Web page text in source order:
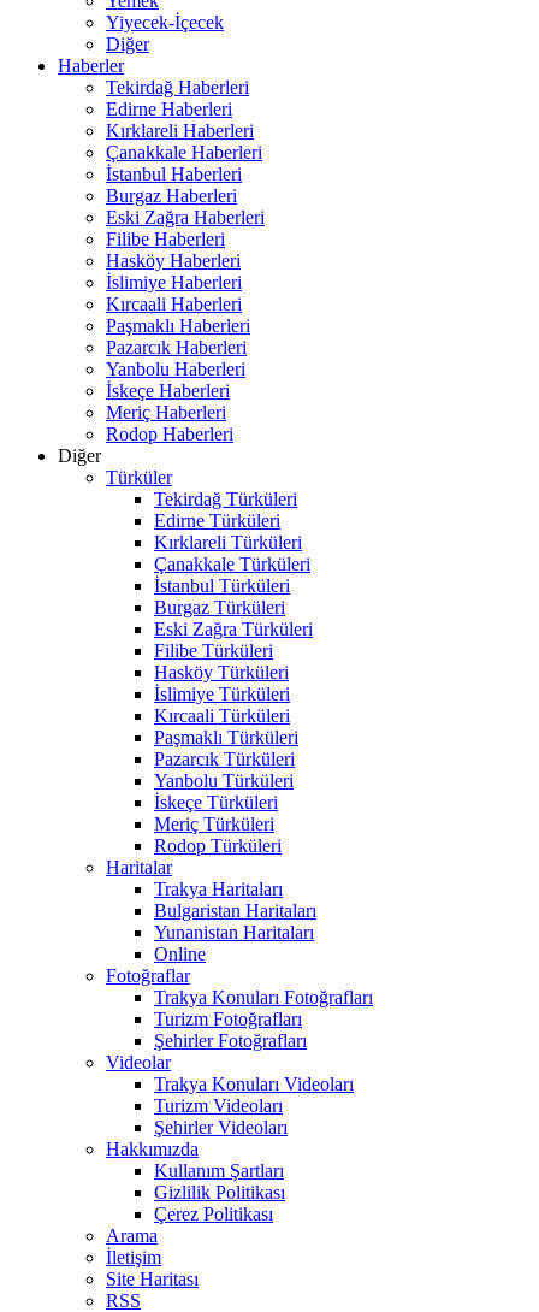
Yiyecek-İçecek
Diğer
Haberler
Tekirdağ Haberleri
Edirne Haberleri
Kırklareli Haberleri
Çanakkale Haberleri
İstanbul Haberleri
Burgaz Haberleri
Eski Zağra Haberleri
Filibe Haberleri
Hasköy Haberleri
İslimiye Haberleri
Kırcaali Haberleri
Paşmaklı Haberleri
Pazarcık Haberleri
Yanbolu Haberleri
İskeçe Haberleri
Meriç Haberleri
Rodop Haberleri
Diğer
Türküler
Tekirdağ Türküleri
Edirne Türküleri
Kırklareli Türküleri
Çanakkale Türküleri
İstanbul Türküleri
Burgaz Türküleri
Eski Zağra Türküleri
Filibe Türküleri
Hasköy Türküleri
İslimiye Türküleri
Kırcaali Türküleri
Paşmaklı Türküleri
Pazarcık Türküleri
Yanbolu Türküleri
İskeçe Türküleri
Meriç Türküleri
Rodop Türküleri
Haritalar
Trakya Haritaları
Bulgaristan Haritaları
Yunanistan Haritaları
Online
Fotoğraflar
Trakya Konuları Fotoğrafları
Turizm Fotoğrafları
Şehirler Fotoğrafları
Videolar
Trakya Konuları Videoları
Turizm Videoları
Şehirler Videoları
Hakkımızda
Kullanım Şartları
Gizlilik Politikası
Çerez Politikası
Arama
İletişim
Site Haritası
RSS